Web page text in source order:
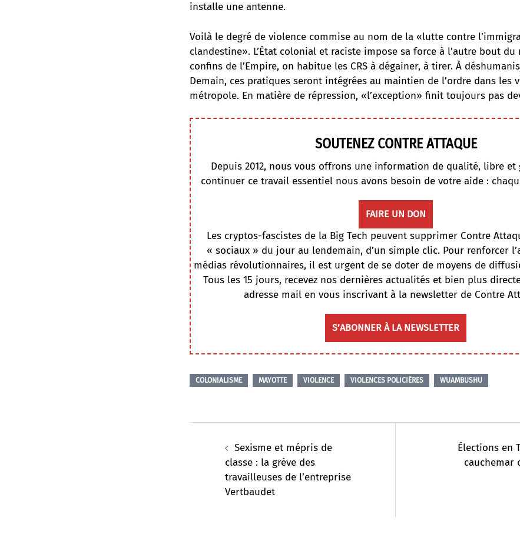
installe une antenne.
Voilà le degré de violence commise au nom de la «lutte contre
clandestine». L’État colonial et raciste impose sa force à l’autre bout du
confins de l’Empire, on habitue les CRS à dégainer, à tirer. À
Demain, ces pratiques seront intégrées au maintien de l’ordre dans les
métropole. En matière de répression, «l’exception» finit toujours pas
SOUTENEZ CONTRE ATTAQUE
Depuis 2012, nous vous offrons une information de qualité, libre et
continuer ce travail essentiel nous avons besoin de votre aide :
FAIRE UN DON
Les cryptos-fascistes de la Big Tech peuvent supprimer Contre
« sociaux » du jour au lendemain, d’un simple clic. Pour renforcer
médias révolutionnaires, il est urgent de se doter de moyens de
Tous les 15 jours, recevez nos dernières actualités et bien plus
adresse mail en vous inscrivant à la newsletter de Contre
S’ABONNER À LA NEWSLETTER
COLONIALISME MAYOTTE VIOLENCE VIOLENCES POLICIÈRES WUAMBUSHU
d’articleSexisme et mépris de
classe : la grève des
travailleuses de l’entreprise
Vertbaudet
Élections en
cauchemar